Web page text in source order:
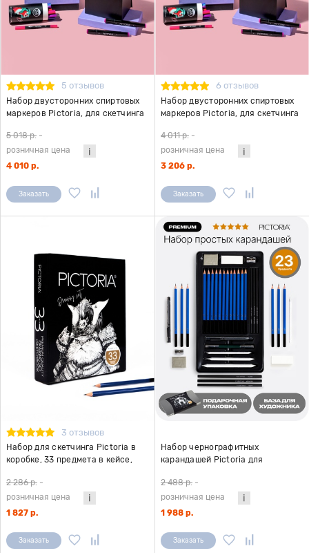
5 отзывов
Набор двусторонних спиртовых
маркеров Pictoria, для скетчинга
5 018 р. -
розничная цена
4 010 р.
Заказать
6 отзывов
Набор двусторонних спиртовых
маркеров Pictoria, для скетчинга
4 011 р. -
розничная цена
3 206 р.
Заказать
3 отзывов
Набор для скетчинга Pictoria в
коробке, 33 предмета в кейсе,
2 286 р. -
розничная цена
1 827 р.
Заказать
Набор чернографитных
карандашей Pictoria для
коробка
2 488 р. -
розничная цена
1 988 р.
Заказать